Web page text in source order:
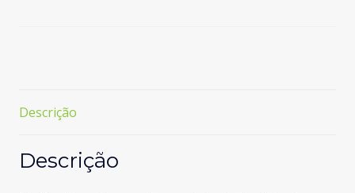
Descrição
Descrição